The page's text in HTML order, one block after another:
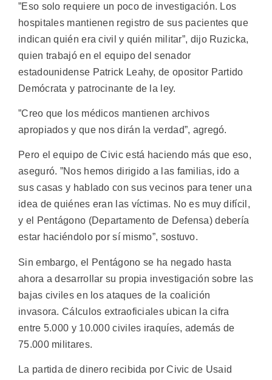
”Eso solo requiere un poco de investigación. Los
hospitales mantienen registro de sus pacientes que
indican quién era civil y quién militar”, dijo Ruzicka,
quien trabajó en el equipo del senador
estadounidense Patrick Leahy, de opositor Partido
Demócrata y patrocinante de la ley.
”Creo que los médicos mantienen archivos
apropiados y que nos dirán la verdad”, agregó.
Pero el equipo de Civic está haciendo más que eso,
aseguró. ”Nos hemos dirigido a las familias, ido a
sus casas y hablado con sus vecinos para tener una
idea de quiénes eran las víctimas. No es muy difícil,
y el Pentágono (Departamento de Defensa) debería
estar haciéndolo por sí mismo”, sostuvo.
Sin embargo, el Pentágono se ha negado hasta
ahora a desarrollar su propia investigación sobre las
bajas civiles en los ataques de la coalición
invasora. Cálculos extraoficiales ubican la cifra
entre 5.000 y 10.000 civiles iraquíes, además de
75.000 militares.
La partida de dinero recibida por Civic de Usaid